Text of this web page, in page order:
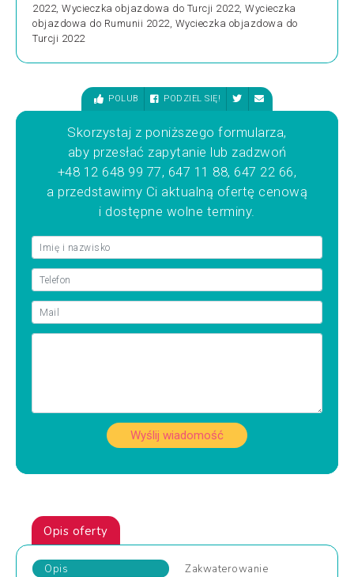
2022, Wycieczka objazdowa do Turcji 2022, Wycieczka
objazdowa do Rumunii 2022, Wycieczka objazdowa do
Turcji 2022
POLUB PODZIEL SIĘ!
Skorzystaj z poniższego formularza,
aby przesłać zapytanie lub zadzwoń
+48 12 648 99 77, 647 11 88, 647 22 66,
a przedstawimy Ci aktualną ofertę cenową
i dostępne wolne terminy.
Wyślij wiadomość
Opis oferty
Opis
Zakwaterowanie